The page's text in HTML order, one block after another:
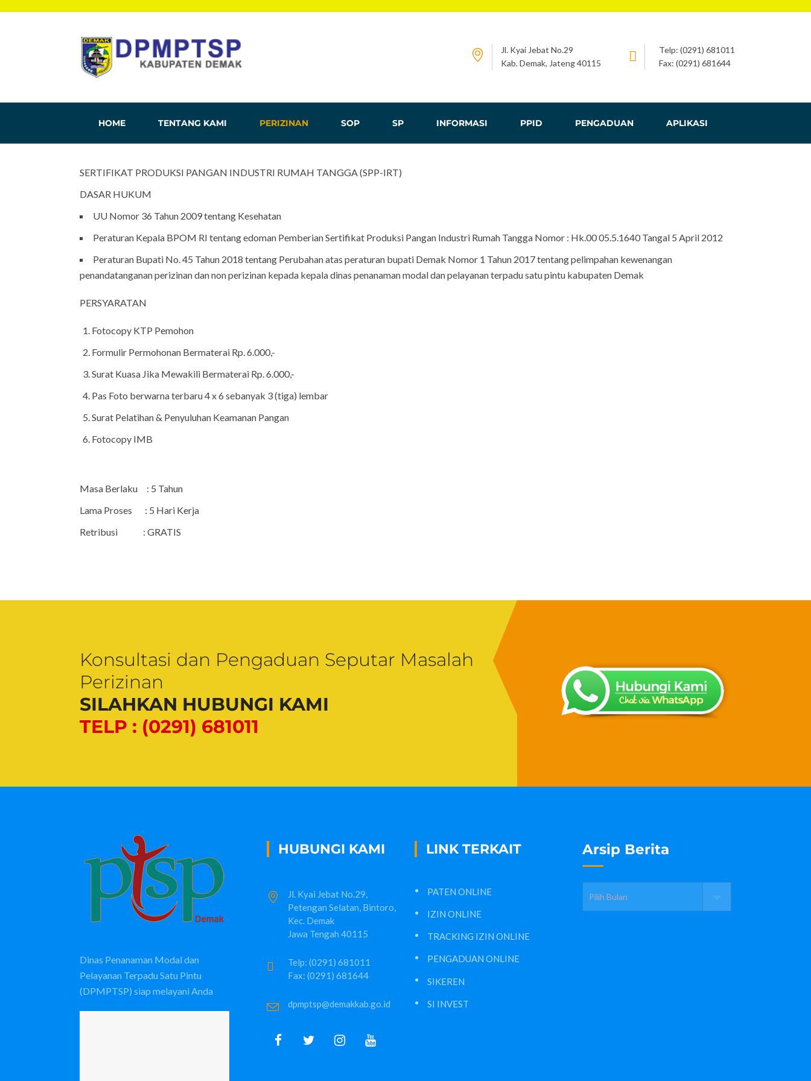
Jl. Kyai Jebat No.29
Kab. Demak, Jateng 40115
Telp: (0291) 681011
Fax: (0291) 681644
HOME TENTANG KAMI PERIZINAN SOP SP INFORMASI PPID PENGADUAN APLIKASI
SERTIFIKAT PRODUKSI PANGAN INDUSTRI RUMAH TANGGA (SPP-IRT)
DASAR HUKUM
UU Nomor 36 Tahun 2009 tentang Kesehatan
Peraturan Kepala BPOM RI tentang edoman Pemberian Sertifikat Produksi Pangan Industri Rumah Tangga Nomor : Hk.00 05.5.1640 Tangal 5 April 2012
Peraturan Bupati No. 45 Tahun 2018 tentang Perubahan atas peraturan bupati Demak Nomor 1 Tahun 2017 tentang pelimpahan kewenangan
penandatanganan perizinan dan non perizinan kepada kepala dinas penanaman modal dan pelayanan terpadu satu pintu kabupaten Demak
PERSYARATAN
Fotocopy KTP Pemohon
Formulir Permohonan Bermaterai Rp. 6.000,-
Surat Kuasa Jika Mewakili Bermaterai Rp. 6.000,-
Pas Foto berwarna terbaru 4 x 6 sebanyak 3 (tiga) lembar
Surat Pelatihan & Penyuluhan Keamanan Pangan
Fotocopy IMB
Masa Berlaku : 5 Tahun
Lama Proses : 5 Hari Kerja
Retribusi : GRATIS
Konsultasi dan Pengaduan Seputar Masalah
Perizinan
SILAHKAN HUBUNGI KAMI
TELP : (0291) 681011
Dinas Penanaman Modal dan
Pelayanan Terpadu Satu Pintu
(DPMPTSP) siap melayani Anda
HUBUNGI KAMI
Jl. Kyai Jebat No.29,
Petengan Selatan, Bintoro,
Kec. Demak
Jawa Tengah 40115
Telp: (0291) 681011
Fax: (0291) 681644
dpmptsp@demakkab.go.id
LINK TERKAIT
PATEN ONLINE
IZIN ONLINE
TRACKING IZIN ONLINE
PENGADUAN ONLINE
SIKEREN
SI INVEST
Arsip Berita